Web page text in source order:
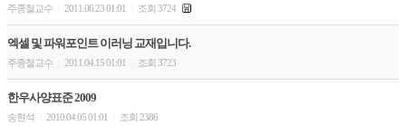
주종철교수 2011.06.23 01:01 조회 3724
엑셀 및 파워포인트 이러닝 교재입니다.
주종철교수 2011.04.15 01:01 조회 3723
한우사양표준 2009
송현석 2010.04.05 01:01 조회 2386